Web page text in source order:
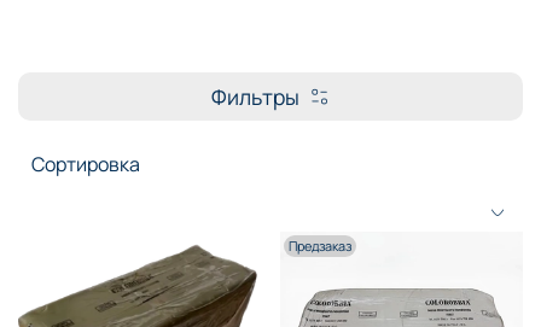
Фильтры
Предзаказ